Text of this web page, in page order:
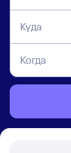
Куда
Когда